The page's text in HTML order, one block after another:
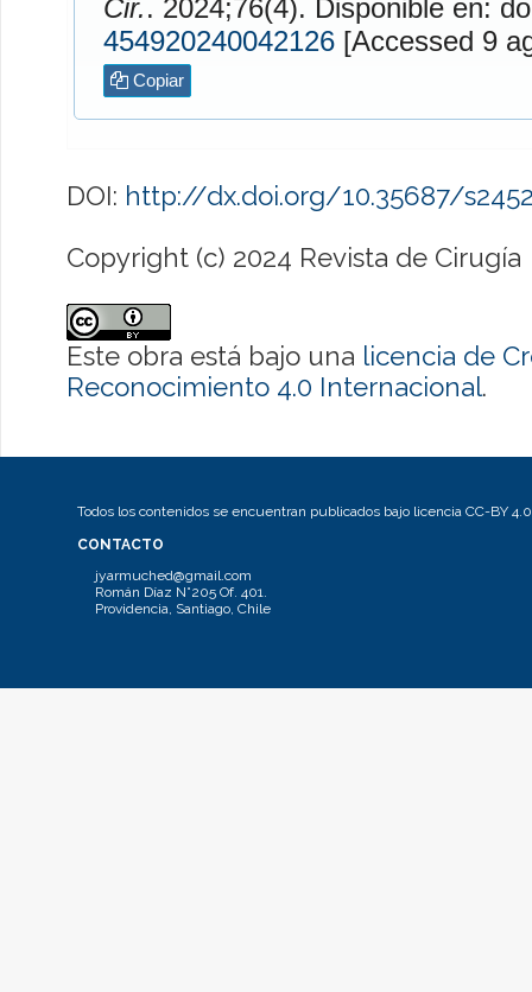
Cir.
. 2024;76(4). Disponible en:
454920240042126
Copiar
DOI: http://dx.doi.org/10.35687/
Copyright (c) 2024 Revista de Cirugía
Este obra está bajo una licencia de
Reconocimiento 4.0 Internacional.
Todos los contenidos se encuentran publicados bajo licencia CC-BY 4.0
CONTACTO
jyarmuched@gmail.com
Román Díaz N°205 Of. 401.
Providencia, Santiago, Chile